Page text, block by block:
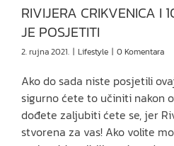
RIVIJERA CRIKVENICA I
JE POSJETITI
2. rujna 2021. | Lifestyle | 0 Komentara
Ako do sada niste posjetili
sigurno ćete to učiniti nakon
dođete zaljubiti ćete se, jer
stvorena za vas! Ako volite